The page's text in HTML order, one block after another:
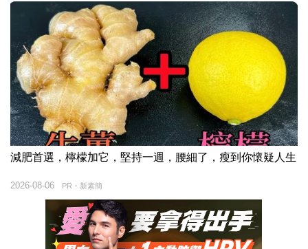
減肥首選，檸檬加它，堅持一週，腰細了，瘦到你懷疑人生
PR・新素簡
2026-08-06